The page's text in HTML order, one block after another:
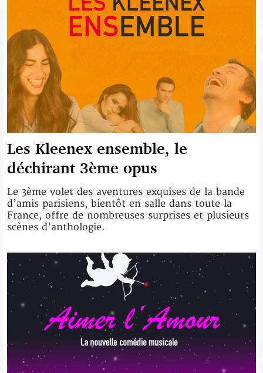
Les Kleenex ensemble, le
déchirant 3ème opus
Le 3ème volet des aventures exquises de la bande
d’amis parisiens, bientôt en salle dans toute la
France, offre de nombreuses surprises et plusieurs
scènes d’anthologie.